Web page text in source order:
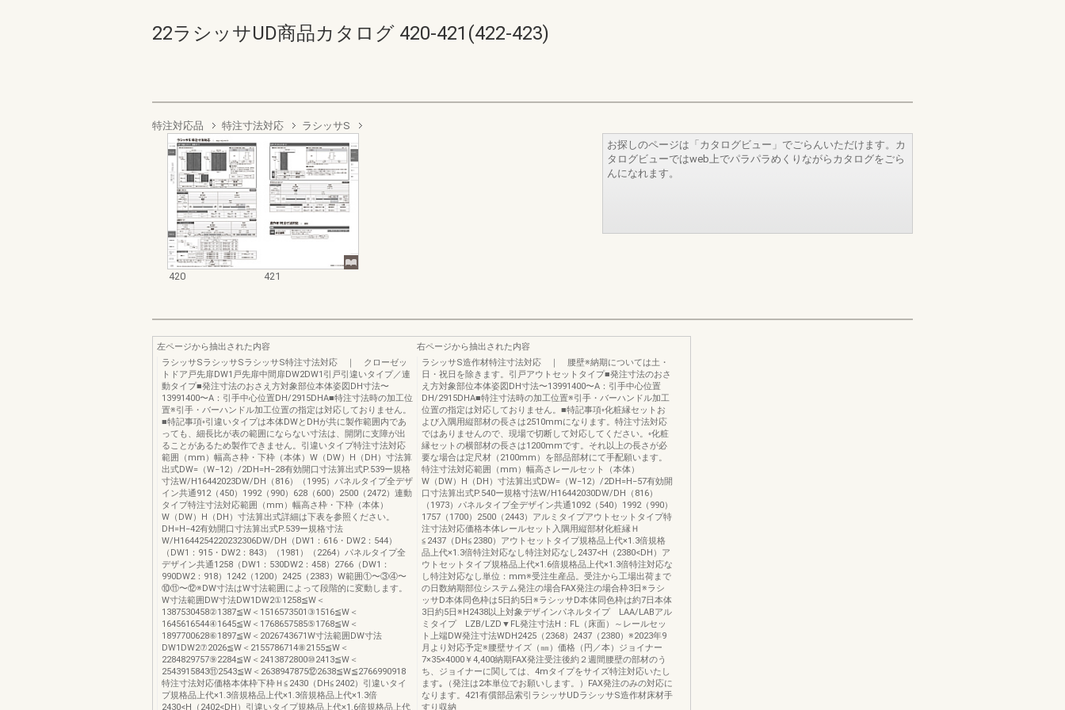
22ラシッサUD商品カタログ 420-421(422-423)
特注対応品 特注寸法対応 ラシッサS
420 421
お探しのページは「カタログビュー」でごらんいただけます。カ
タログビューではweb上でパラパラめくりながらカタログをごら
んになれます。
左ページから抽出された内容
ラシッサSラシッサSラシッサS特注寸法対応 ｜ クローゼッ
トドア戸先扉DW1戸先扉中間扉DW2DW1引戸引違いタイプ／連
動タイプ■発注寸法のおさえ方対象部位本体姿図DH寸法〜
13991400〜A：引手中心位置DH/2915DHA■特注寸法時の加工位
置※引手・バーハンドル加工位置の指定は対応しておりません。
■特記事項◦引違いタイプは本体DWとDHが共に製作範囲内であ
っても、細長比が表の範囲にならない寸法は、開閉に支障が出
ることがあるため製作できません。引違いタイプ特注寸法対応
範囲（mm）幅高さ枠・下枠（本体）W（DW）H（DH）寸法算
出式DW=（W−12）/2DH=H−28有効開口寸法算出式P.539ー規格
寸法W/H16442023DW/DH（816）（1995）パネルタイプ全デザ
イン共通912（450）1992（990）628（600）2500（2472）連動
タイプ特注寸法対応範囲（mm）幅高さ枠・下枠（本体）
W（DW）H（DH）寸法算出式詳細は下表を参照ください。
DH=H−42有効開口寸法算出式P.539ー規格寸法
W/H1644254220232306DW/DH（DW1：616・DW2：544）
（DW1：915・DW2：843）（1981）（2264）パネルタイプ全
デザイン共通1258（DW1：530DW2：458）2766（DW1：
990DW2：918）1242（1200）2425（2383）W範囲①〜③④〜
⑩⑪〜⑫※DW寸法はW寸法範囲によって段階的に変動します。
W寸法範囲DW寸法DW1DW2①1258≦W＜
1387530458②1387≦W＜1516573501③1516≦W＜
1645616544④1645≦W＜1768657585⑤1768≦W＜
1897700628⑥1897≦W＜2026743671W寸法範囲DW寸法
DW1DW2⑦2026≦W＜2155786714⑧2155≦W＜
2284829757⑨2284≦W＜2413872800⑩2413≦W＜
2543915843⑪2543≦W＜2638947875⑫2638≦W≦2766990918
特注寸法対応価格本体枠下枠Ｈ≦2430（DH≦2402）引違いタイ
プ規格品上代×1.3倍規格品上代×1.3倍規格品上代×1.3倍
2430<H（2402<DH）引違いタイプ規格品上代×1.6倍規格品上代
右ページから抽出された内容
ラシッサS造作材特注寸法対応 ｜ 腰壁※納期については土・
日・祝日を除きます。引戸アウトセットタイプ■発注寸法のおさ
え方対象部位本体姿図DH寸法〜13991400〜A：引手中心位置
DH/2915DHA■特注寸法時の加工位置※引手・バーハンドル加工
位置の指定は対応しておりません。■特記事項◦化粧縁セットお
よび入隅用縦部材の長さは2510mmになります。特注寸法対応
ではありませんので、現場で切断して対応してください。◦化粧
縁セットの横部材の長さは1200mmです。それ以上の長さが必
要な場合は定尺材（2100mm）を部品部材にて手配願います。
特注寸法対応範囲（mm）幅高さレールセット（本体）
W（DW）H（DH）寸法算出式DW=（W−12）/2DH=H−57有効開
口寸法算出式P.540ー規格寸法W/H16442030DW/DH（816）
（1973）パネルタイプ全デザイン共通1092（540）1992（990）
1757（1700）2500（2443）アルミタイプアウトセットタイプ特
注寸法対応価格本体レールセット入隅用縦部材化粧縁Ｈ
≦2437（DH≦2380）アウトセットタイプ規格品上代×1.3倍規格
品上代×1.3倍特注対応なし特注対応なし2437<H（2380<DH）ア
ウトセットタイプ規格品上代×1.6倍規格品上代×1.3倍特注対応な
し特注対応なし単位：mm※受注生産品。受注から工場出荷まで
の日数納期部位システム発注の場合FAX発注の場合枠3日※ラシ
ッサD本体同色枠は5日約5日※ラシッサD本体同色枠は約7日本体
3日約5日※H2438以上対象デザインパネルタイプ LAA/LABアル
ミタイプ LZB/LZD▼FL発注寸法H：FL（床面）～レールセッ
ト上端DW発注寸法WDH2425（2368）2437（2380）※2023年9
月より対応予定※腰壁サイズ（㎜）価格（円／本）ジョイナー
7×35×4000￥4,400納期FAX発注受注後約２週間腰壁の部材のう
ち、ジョイナーに関しては、4mタイプをサイズ特注対応いたし
ます｡（発注は2本単位でお願いします。）FAX発注のみの対応に
なります。421有償部品索引ラシッサUDラシッサS造作材床材手
すり収納